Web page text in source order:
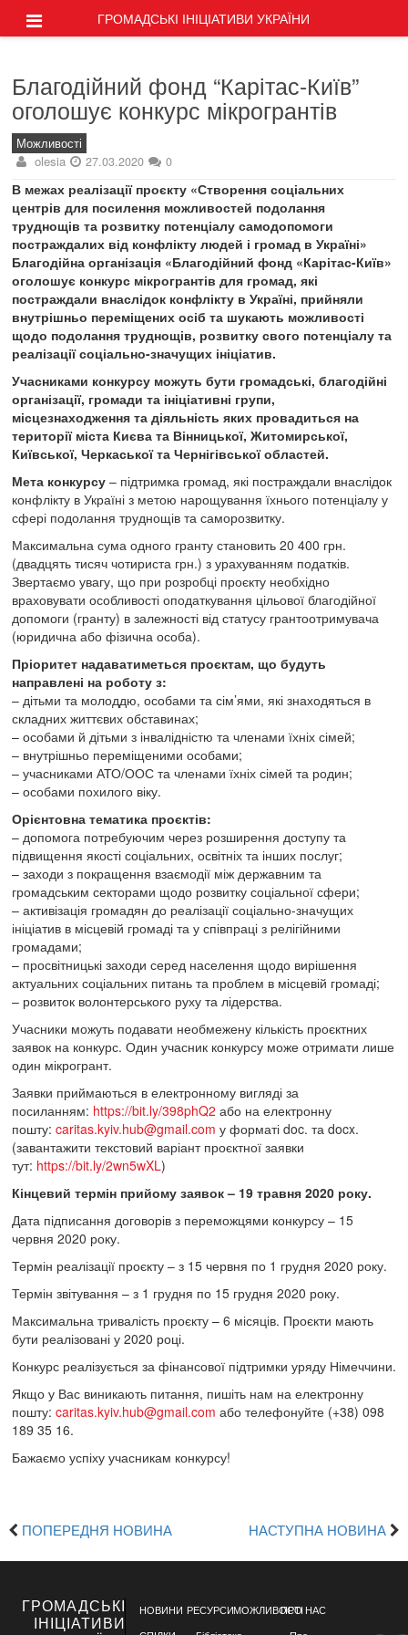
ГРОМАДСЬКІ ІНІЦІАТИВИ УКРАЇНИ
Благодійний фонд “Карітас-Київ”
оголошує конкурс мікрогрантів
Можливості
olesia 27.03.2020 0
В межах реалізації проєкту «Створення соціальних
центрів для посилення можливостей подолання
труднощів та розвитку потенціалу самодопомоги
постраждалих від конфлікту людей і громад в Україні»
Благодійна організація «Благодійний фонд «Карітас-Київ»
оголошує конкурс мікрогрантів для громад, які
постраждали внаслідок конфлікту в Україні, прийняли
внутрішньо переміщених осіб та шукають можливості
щодо подолання труднощів, розвитку свого потенціалу та
реалізації соціально-значущих ініціатив.
Учасниками конкурсу можуть бути громадські, благодійні
організації, громади та ініціативні групи,
місцезнаходження та діяльність яких провадиться на
території міста Києва та Вінницької, Житомирської,
Київської, Черкаської та Чернігівської областей.
Мета конкурсу– підтримка громад, які постраждали внаслідок
конфлікту в Україні з метою нарощування їхнього потенціалу у
сфері подолання труднощів та саморозвитку.
Максимальна сума одного гранту становить 20 400 грн.
(двадцять тисяч чотириста грн.) з урахуванням податків.
Звертаємо увагу, що при розробці проєкту необхідно
враховувати особливості оподаткування цільової благодійної
допомоги (гранту) в залежності від статусу грантоотримувача
(юридична або фізична особа).
Пріоритет надаватиметься проєктам, що будуть
направлені на роботу з:
– дітьми та молоддю, особами та сім’ями, які знаходяться в
складних життєвих обставинах;
– особами й дітьми з інвалідністю та членами їхніх сімей;
– внутрішньо переміщеними особами;
– учасниками АТО/ООС та членами їхніх сімей та родин;
– особами похилого віку.
Орієнтовна тематика проєктів:
– допомога потребуючим через розширення доступу та
підвищення якості соціальних, освітніх та інших послуг;
– заходи з покращення взаємодії між державним та
громадським секторами щодо розвитку соціальної сфери;
– активізація громадян до реалізації соціально-значущих
ініціатив в місцевій громаді та у співпраці з релігійними
громадами;
– просвітницькі заходи серед населення щодо вирішення
актуальних соціальних питань та проблем в місцевій громаді;
– розвиток волонтерського руху та лідерства.
Учасники можуть подавати необмежену кількість проєктних
заявок на конкурс. Один учасник конкурсу може отримати лише
один мікрогрант.
Заявки приймаються в електронному вигляді за
посиланням: https://bit.ly/398phQ2 або на електронну
пошту: caritas.kyiv.hub@gmail.com у форматі doc. та docx.
(завантажити текстовий варіант проєктної заявки
тут: https://bit.ly/2wn5wXL)
Кінцевий термін прийому заявок – 19 травня 2020 року.
Дата підписання договорів з переможцями конкурсу – 15
червня 2020 року.
Термін реалізації проєкту – з 15 червня по 1 грудня 2020 року.
Термін звітування – з 1 грудня по 15 грудня 2020 року.
Максимальна тривалість проєкту – 6 місяців. Проєкти мають
бути реалізовані у 2020 році.
Конкурс реалізується за фінансової підтримки уряду Німеччини.
Якщо у Вас виникають питання, пишіть нам на електронну
пошту: caritas.kyiv.hub@gmail.com або телефонуйте (+38) 098
189 35 16.
Бажаємо успіху учасникам конкурсу!
ПОПЕРЕДНЯ НОВИНА НАСТУПНА НОВИНА
ГРОМАДСЬКІ
ІНІЦІАТИВИ
НОВИНИ РЕСУРСИМОЖЛИВОСТІПРО НАС